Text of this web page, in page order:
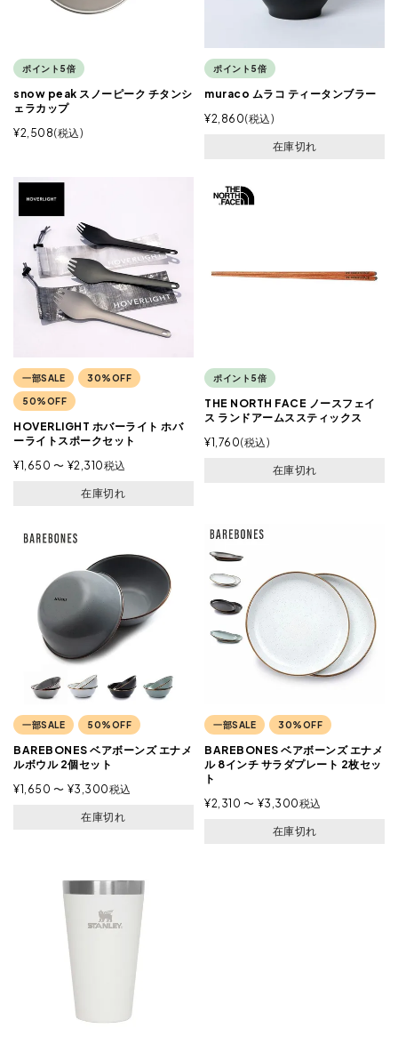
ポイント5倍
snow peak スノーピーク チタンシ
ェラカップ
¥2,508 税込
ポイント5倍
muraco ムラコ ティータンブラー
¥2,860 税込
在庫切れ
一部SALE 30%OFF
50%OFF
HOVERLIGHT ホバーライト ホバ
ーライトスポークセット
¥1,650 〜 ¥2,310税込
在庫切れ
ポイント5倍
THE NORTH FACE ノースフェイ
ス ランドアームススティックス
¥1,760 税込
在庫切れ
一部SALE 50%OFF
BAREBONES ベアボーンズ エナメ
ルボウル 2個セット
¥1,650 〜 ¥3,300税込
在庫切れ
一部SALE 30%OFF
BAREBONES ベアボーンズ エナメ
ル 8インチ サラダプレート 2枚セッ
ト
¥2,310 〜 ¥3,300税込
在庫切れ